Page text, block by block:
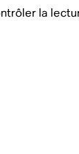
la